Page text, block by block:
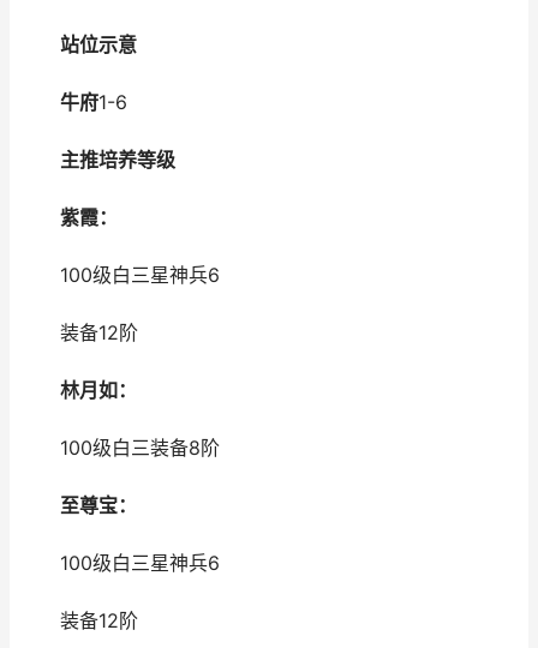
站位示意
牛府1-6
主推培养等级
紫霞：
100级白三星神兵6
装备12阶
林月如：
100级白三装备8阶
至尊宝：
100级白三星神兵6
装备12阶